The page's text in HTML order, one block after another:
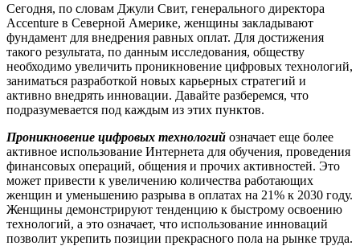
Сегодня, по словам Джули Свит, генерального директора
Accenture в Северной Америке, женщины закладывают
фундамент для внедрения равных оплат. Для достижения
такого результата, по данным исследования, обществу
необходимо увеличить проникновение цифровых технологий,
заниматься разработкой новых карьерных стратегий и
активно внедрять инновации. Давайте разберемся, что
подразумевается под каждым из этих пунктов.
Проникновение цифровых технологий означает еще более
активное использование Интернета для обучения, проведения
финансовых операций, общения и прочих активностей. Это
может привести к увеличению количества работающих
женщин и уменьшению разрыва в оплатах на 21% к 2030 году.
Женщины демонстрируют тенденцию к быстрому освоению
технологий, а это означает, что использование инноваций
позволит укрепить позиции прекрасного пола на рынке труда.